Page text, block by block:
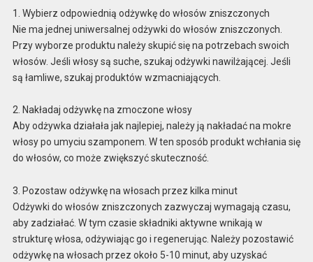
1. Wybierz odpowiednią odżywkę do włosów zniszczonych
Nie ma jednej uniwersalnej odżywki do włosów zniszczonych.
Przy wyborze produktu należy skupić się na potrzebach swoich
włosów. Jeśli włosy są suche, szukaj odżywki nawilżającej. Jeśli
są łamliwe, szukaj produktów wzmacniających.
2. Nakładaj odżywkę na zmoczone włosy
Aby odżywka działała jak najlepiej, należy ją nakładać na mokre
włosy po umyciu szamponem. W ten sposób produkt wchłania się
do włosów, co może zwiększyć skuteczność.
3. Pozostaw odżywkę na włosach przez kilka minut
Odżywki do włosów zniszczonych zazwyczaj wymagają czasu,
aby zadziałać. W tym czasie składniki aktywne wnikają w
strukturę włosa, odżywiając go i regenerując. Należy pozostawić
odżywkę na włosach przez około 5-10 minut, aby uzyskać